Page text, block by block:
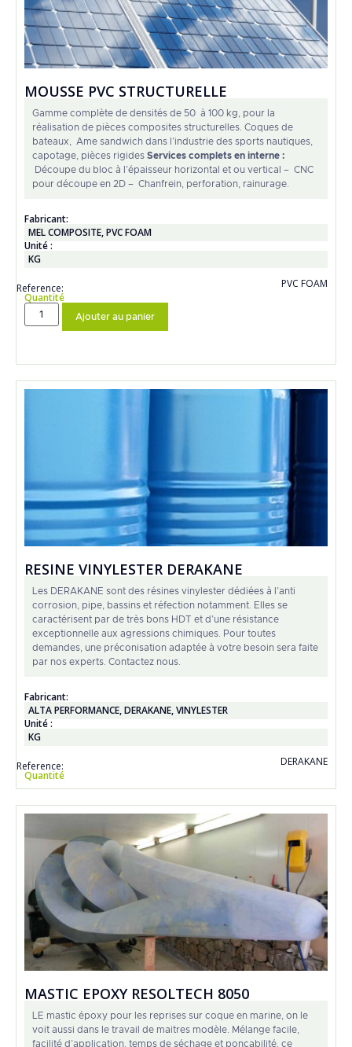
MOUSSE PVC STRUCTURELLE
Gamme complète de densités de 50 à 100 kg, pour la
réalisation de pièces composites structurelles. Coques de
bateaux, Ame sandwich dans l’industrie des sports nautiques,
capotage, pièces rigides Services complets en interne :
Découpe du bloc à l’épaisseur horizontal et ou vertical – CNC
pour découpe en 2D – Chanfrein, perforation, rainurage.
Fabricant:
MEL COMPOSITE,PVC FOAM
Unité :
KG
Reference:
PVC FOAM
Quantité
Ajouter au panier
RESINE VINYLESTER DERAKANE
Les DERAKANE sont des résines vinylester dédiées à l’anti
corrosion, pipe, bassins et réfection notamment. Elles se
caractérisent par de très bons HDT et d’une résistance
exceptionnelle aux agressions chimiques. Pour toutes
demandes, une préconisation adaptée à votre besoin sera faite
par nos experts. Contactez nous.
Fabricant:
ALTA PERFORMANCE,DERAKANE,VINYLESTER
Unité :
KG
Reference:
DERAKANE
Quantité
MASTIC EPOXY RESOLTECH 8050
LE mastic époxy pour les reprises sur coque en marine, on le
voit aussi dans le travail de maitres modèle. Mélange facile,
facilité d’application, temps de séchage et ponçabilité, ce